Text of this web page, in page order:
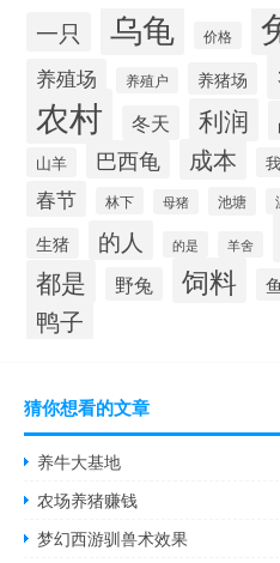
一只 乌龟 价格
养殖场 养殖户 养猪场
农村 冬天 利润
山羊 巴西龟 成本
春节
林下 母猪 池塘
生猪 的人 的是 羊舍
都是 野兔 饲料
鸭子
猜你想看的文章
养牛大基地
农场养猪赚钱
梦幻西游驯兽术效果